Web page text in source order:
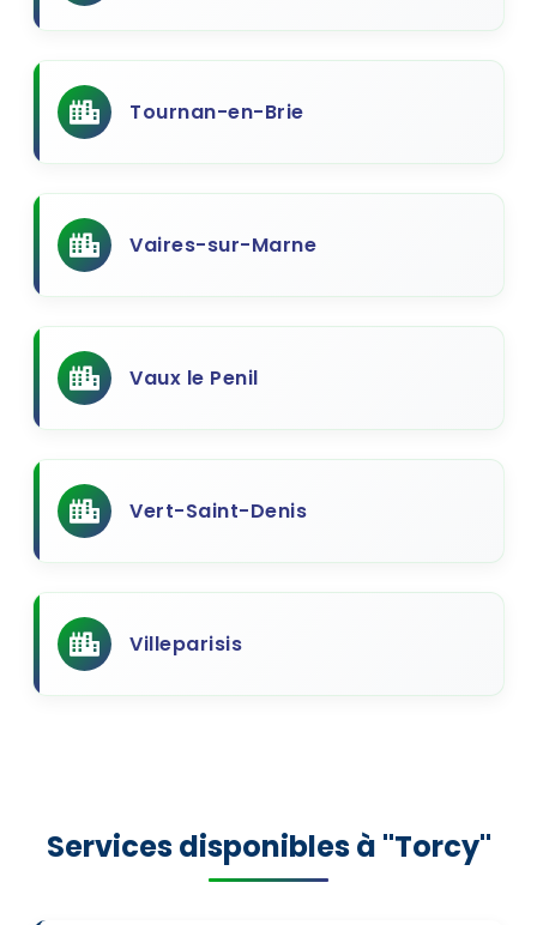
Tournan-en-Brie
Vaires-sur-Marne
Vaux le Penil
Vert-Saint-Denis
Villeparisis
Services disponibles à "Torcy"